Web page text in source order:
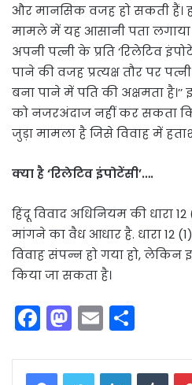
और मानसिक वजह हो सकती हैं।
मामले में यह आसानी पता
अपनी पत्नी के प्रति ‘रिलेटिव
पाने की वजह प्रत्यक्ष तौर पर
बना पाने में पति की अक्षमता
को नजरअंदाज नहीं कर सकता
जुड़ा मामला है जिसे विवाह में
क्या है ‘रिलेटिव इंपोटेंसी’….
हिंदू विवाद अधिनियम की धारा
मांगने का वैध आधार है. धारा 12
विवाह संपन्न हो गया हो,
किया जा सकता है।
F
a
c
M
a
st
E
m
ai ar
LinkedIn